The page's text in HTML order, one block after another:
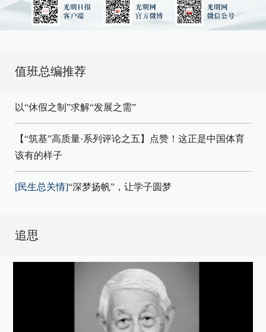
值班总编推荐
以“休假之制”求解“发展之需”
【“筑基”高质量·系列评论之五】点赞！这正是中国体育
该有的样子
[民生总关情]“深梦扬帆”，让学子圆梦
追思